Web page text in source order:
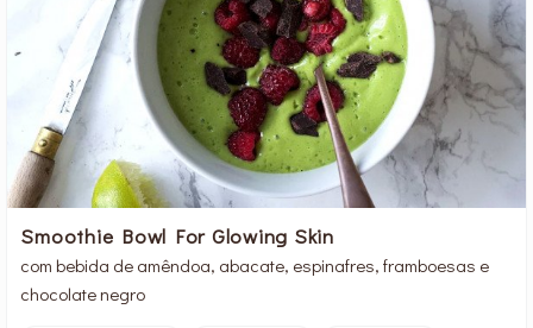
Smoothie Bowl For Glowing Skin
com bebida de amêndoa, abacate, espinafres, framboesas e
chocolate negro